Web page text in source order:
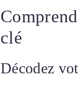
clé
Décodez